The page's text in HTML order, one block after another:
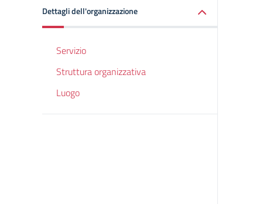
Dettagli dell'organizzazione
Servizio
Struttura organizzativa
Luogo